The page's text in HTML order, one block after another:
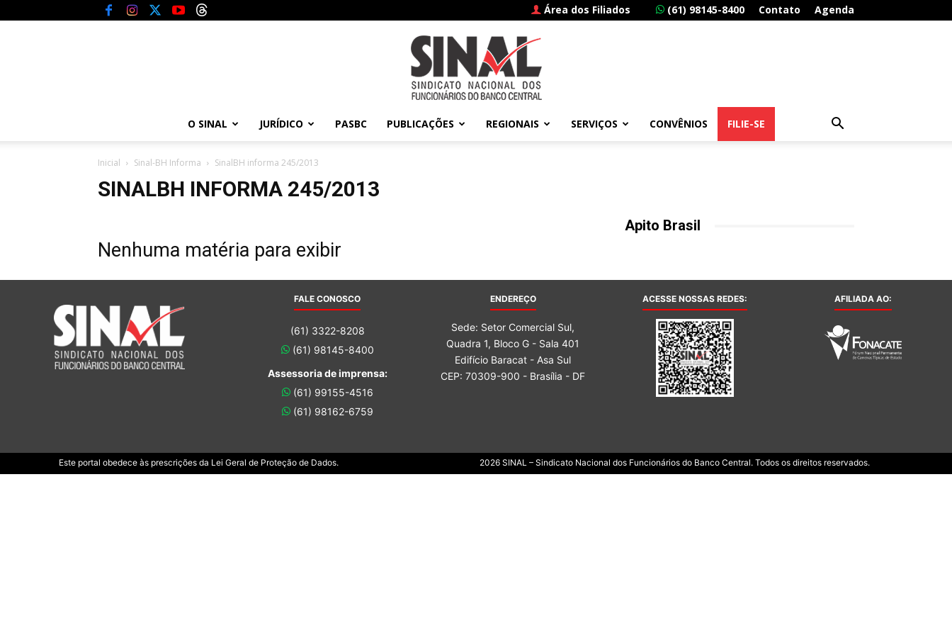
Área dos Filiados (61) 98145-8400 Contato Agenda
Sindicato
O SINAL JURÍDICO PASBC PUBLICAÇÕES REGIONAIS SERVIÇOS CONVÊNIOS FILIE-SE
Inicial Sinal-BH Informa SinalBH informa 245/2013
SINALBH INFORMA 245/2013
Nenhuma matéria para exibir
Apito Brasil
FALE CONOSCO
(61) 3322-8208
(61) 98145-8400
Assessoria de imprensa:
(61) 99155-4516
(61) 98162-6759
ENDEREÇO
Sede: Setor Comercial Sul,
Quadra 1, Bloco G - Sala 401
Edifício Baracat - Asa Sul
CEP: 70309-900 - Brasília - DF
ACESSE NOSSAS REDES: AFILIADA AO:
Este portal obedece às prescrições da Lei Geral de Proteção de Dados. 2026 SINAL – Sindicato Nacional dos Funcionários do Banco Central. Todos os direitos reservados.